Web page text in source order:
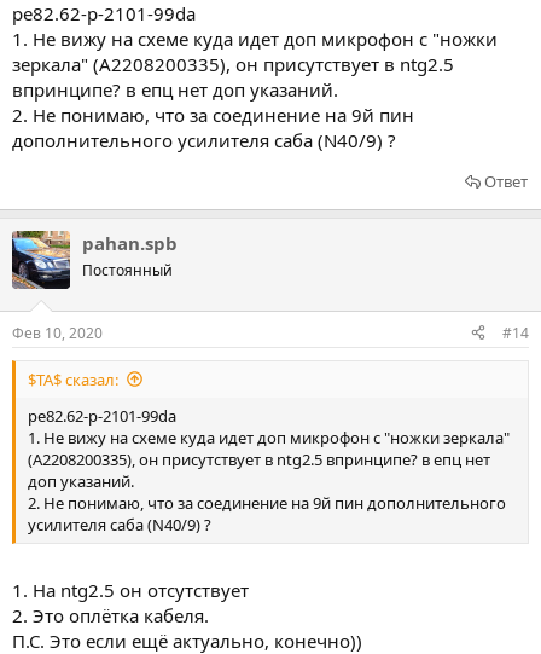
pe82.62-p-2101-99da
1. Не вижу на схеме куда идет доп микрофон с "ножки
зеркала" (A2208200335), он присутствует в ntg2.5
впринципе? в епц нет доп указаний.
2. Не понимаю, что за соединение на 9й пин
дополнительного усилителя саба (N40/9) ?
Ответ
pahan.spb
Постоянный
Фев 10, 2020 #14
$TA$ сказал:
pe82.62-p-2101-99da
1. Не вижу на схеме куда идет доп микрофон с "ножки зеркала"
(A2208200335), он присутствует в ntg2.5 впринципе? в епц нет
доп указаний.
2. Не понимаю, что за соединение на 9й пин дополнительного
усилителя саба (N40/9) ?
1. На ntg2.5 он отсутствует
2. Это оплётка кабеля.
П.С. Это если ещё актуально, конечно))